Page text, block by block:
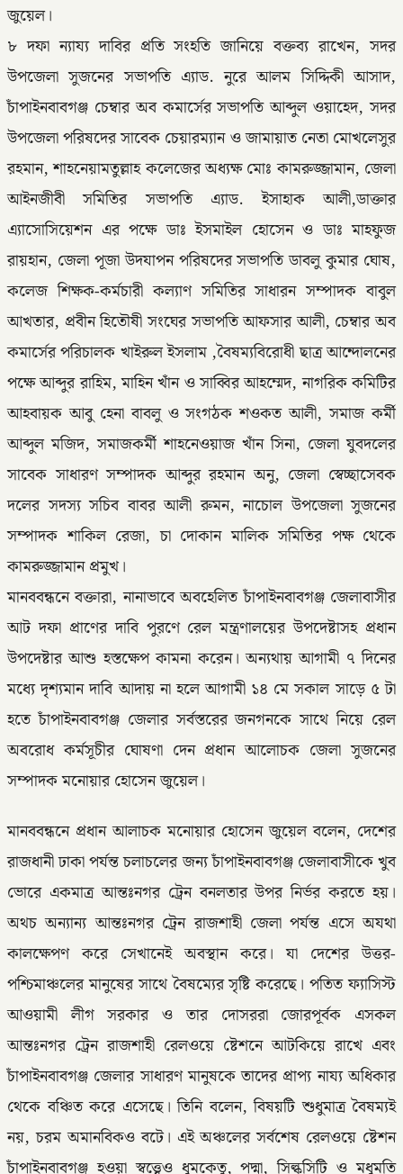
জুয়েল।
৮ দফা ন্যায্য দাবির প্রতি সংহতি জানিয়ে বক্তব্য রাখেন, সদর
উপজেলা সুজনের সভাপতি এ্যাড. নুরে আলম সিদ্দিকী আসাদ,
চাঁপাইনবাবগঞ্জ চেম্বার অব কমার্সের সভাপতি আব্দুল ওয়াহেদ, সদর
উপজেলা পরিষদের সাবেক চেয়ারম্যান ও জামায়াত নেতা মোখলেসুর
রহমান, শাহনেয়ামতুল্লাহ কলেজের অধ্যক্ষ মোঃ কামরুজ্জামান, জেলা
আইনজীবী সমিতির সভাপতি এ্যাড. ইসাহাক আলী,ডাক্তার
এ্যাসোসিয়েশন এর পক্ষে ডাঃ ইসমাইল হোসেন ও ডাঃ মাহফুজ
রায়হান, জেলা পূজা উদযাপন পরিষদের সভাপতি ডাবলু কুমার ঘোষ,
কলেজ শিক্ষক-কর্মচারী কল্যাণ সমিতির সাধারন সম্পাদক বাবুল
আখতার, প্রবীন হিতৌষী সংঘের সভাপতি আফসার আলী, চেম্বার অব
কমার্সের পরিচালক খাইরুল ইসলাম ,বৈষম্যবিরোধী ছাত্র আন্দোলনের
পক্ষে আব্দুর রাহিম, মাহিন খাঁন ও সাব্বির আহম্মেদ, নাগরিক কমিটির
আহবায়ক আবু হেনা বাবলু ও সংগঠক শওকত আলী, সমাজ কর্মী
আব্দুল মজিদ, সমাজকর্মী শাহনেওয়াজ খাঁন সিনা, জেলা যুবদলের
সাবেক সাধারণ সম্পাদক আব্দুর রহমান অনু, জেলা স্বেচ্ছাসেবক
দলের সদস্য সচিব বাবর আলী রুমন, নাচোল উপজেলা সুজনের
সম্পাদক শাকিল রেজা, চা দোকান মালিক সমিতির পক্ষ থেকে
কামরুজ্জামান প্রমুখ।
মানববন্ধনে বক্তারা, নানাভাবে অবহেলিত চাঁপাইনবাবগঞ্জ জেলাবাসীর
আট দফা প্রাণের দাবি পুরণে রেল মন্ত্রণালয়ের উপদেষ্টাসহ প্রধান
উপদেষ্টার আশু হস্তক্ষেপ কামনা করেন। অন্যথায় আগামী ৭ দিনের
মধ্যে দৃশ্যমান দাবি আদায় না হলে আগামী ১৪ মে সকাল সাড়ে ৫ টা
হতে চাঁপাইনবাবগঞ্জ জেলার সর্বস্তরের জনগনকে সাথে নিয়ে রেল
অবরোধ কর্মসূচীর ঘোষণা দেন প্রধান আলোচক জেলা সুজনের
সম্পাদক মনোয়ার হোসেন জুয়েল।
মানববন্ধনে প্রধান আলাচক মনোয়ার হোসেন জুয়েল বলেন, দেশের
রাজধানী ঢাকা পর্যন্ত চলাচলের জন্য চাঁপাইনবাবগঞ্জ জেলাবাসীকে খুব
ভোরে একমাত্র আন্তঃনগর ট্রেন বনলতার উপর নির্ভর করতে হয়।
অথচ অন্যান্য আন্তঃনগর ট্রেন রাজশাহী জেলা পর্যন্ত এসে অযথা
কালক্ষেপণ করে সেখানেই অবস্থান করে। যা দেশের উত্তর-
পশ্চিমাঞ্চলের মানুষের সাথে বৈষম্যের সৃষ্টি করেছে। পতিত ফ্যাসিস্ট
আওয়ামী লীগ সরকার ও তার দোসররা জোরপূর্বক এসকল
আন্তঃনগর ট্রেন রাজশাহী রেলওয়ে ষ্টেশনে আটকিয়ে রাখে এবং
চাঁপাইনবাবগঞ্জ জেলার সাধারণ মানুষকে তাদের প্রাপ্য নায্য অধিকার
থেকে বঞ্চিত করে এসেছে। তিনি বলেন, বিষয়টি শুধুমাত্র বৈষম্যই
নয়, চরম অমানবিকও বটে। এই অঞ্চলের সর্বশেষ রেলওয়ে ষ্টেশন
চাঁপাইনবাবগঞ্জ হওয়া স্বত্ত্বেও ধুমকেতু, পদ্মা, সিল্কসিটি ও মধুমতি